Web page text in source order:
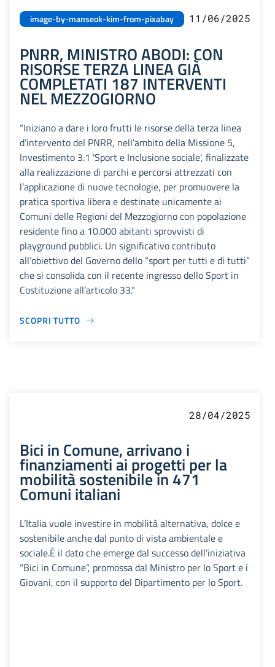
image-by-manseok-kim-from-pixabay 11/06/2025
PNRR, MINISTRO ABODI: CON
RISORSE TERZA LINEA GIÀ
COMPLETATI 187 INTERVENTI
NEL MEZZOGIORNO
“Iniziano a dare i loro frutti le risorse della terza linea
d’intervento del PNRR, nell’ambito della Missione 5,
Investimento 3.1 'Sport e Inclusione sociale', finalizzate
alla realizzazione di parchi e percorsi attrezzati con
l’applicazione di nuove tecnologie, per promuovere la
pratica sportiva libera e destinate unicamente ai
Comuni delle Regioni del Mezzogiorno con popolazione
residente fino a 10.000 abitanti sprovvisti di
playground pubblici. Un significativo contributo
all’obiettivo del Governo dello “sport per tutti e di tutti”
che si consolida con il recente ingresso dello Sport in
Costituzione all’articolo 33."
SCOPRI TUTTO
28/04/2025
Bici in Comune, arrivano i
finanziamenti ai progetti per la
mobilità sostenibile in 471
Comuni italiani
L’Italia vuole investire in mobilità alternativa, dolce e
sostenibile anche dal punto di vista ambientale e
sociale.È il dato che emerge dal successo dell’iniziativa
“Bici in Comune”, promossa dal Ministro per lo Sport e i
Giovani, con il supporto del Dipartimento per lo Sport.